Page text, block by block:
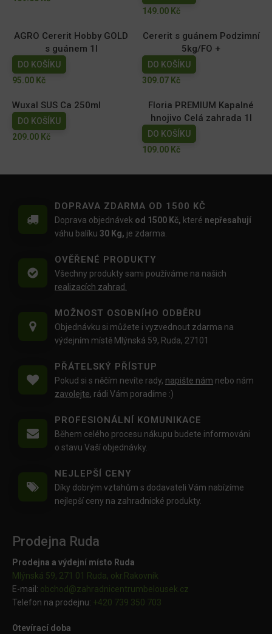
149.00 Kč
AGRO Cererit Hobby GOLD
s guánem 1l
DO KOŠÍKU
95.00 Kč
Cererit s guánem Podzimní
5kg/FO +
DO KOŠÍKU
309.07 Kč
Wuxal SUS Ca 250ml
DO KOŠÍKU
209.00 Kč
Floria PREMIUM Kapalné
hnojivo Celá zahrada 1l
DO KOŠÍKU
109.00 Kč
DOPRAVA ZDARMA OD 1500 KČ
Doprava objednávek od 1500 Kč, které nepřesahují
váhu balíku 30 Kg, je zdarma.
OVĚŘENÉ PRODUKTY
Všechny produkty sami používáme na našich
realizacích zahrad.
MOŽNOST OSOBNÍHO ODBĚRU
Objednávku si můžete i vyzvednout zdarma na
výdejním místě Mlýnská 59, Ruda, 27101
PŘÁTELSKÝ PŘÍSTUP
Pokud si s něčím nevíte rady, napište nám nebo nám
zavolejte, rádi Vám poradíme :)
PROFESIONÁLNÍ KOMUNIKACE
Během celého procesu nákupu budete informováni
o stavu Vaší objednávky.
NEJLEPŠÍ CENY
Díky dobrým vztahům s dodavateli Vám nabízíme
nejlepší ceny na zahradnické produkty.
Prodejna Ruda
Prodejna a výdejní místo Ruda
Mlýnská 59, 271 01 Ruda, okr.Rakovník
E-mail: obchod@zahradnicentrumbelousek.cz
Telefon na prodejnu: +420 739 350 703
Otevírací doba